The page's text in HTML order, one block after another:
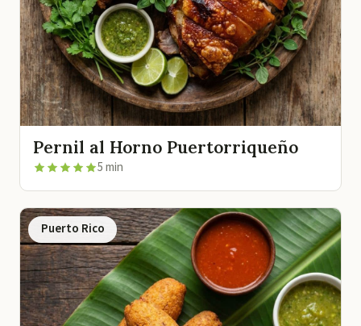
Pernil al Horno Puertorriqueño
5 min
Puerto Rico